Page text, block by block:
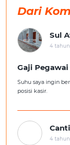
Dari
Sul
4
Gaji
Suhu saya ingin
posisi kasir.
4